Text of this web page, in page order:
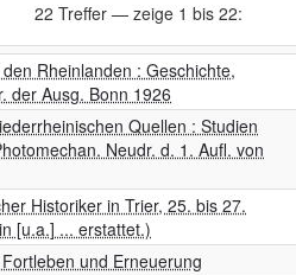
22 Treffer — zeige 1 bis 22:
Rheinlanden : Geschichte,
der Ausg. Bonn 1926
Quellen : Studien
Neudr. d. 1. Aufl. von
Historiker in Trier, 25. bis 27.
[u.a.] ... erstattet.)
und Erneuerung